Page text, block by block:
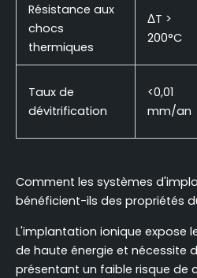
Résistance aux
chocs
thermiques
ΔT >
200°C
Taux de
dévitrification
<0,01
mm/an
Comment les systèmes
bénéficient-ils des propriétés
L'implantation ionique expose
de haute énergie et nécessite
présentant un faible risque de